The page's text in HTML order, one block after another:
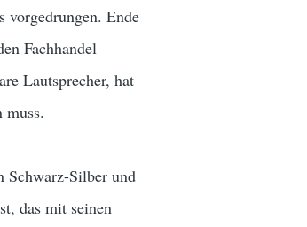
vorgedrungen. Ende
Fachhandel
Lautsprecher, hat
Schwarz-Silber und
das mit seinen